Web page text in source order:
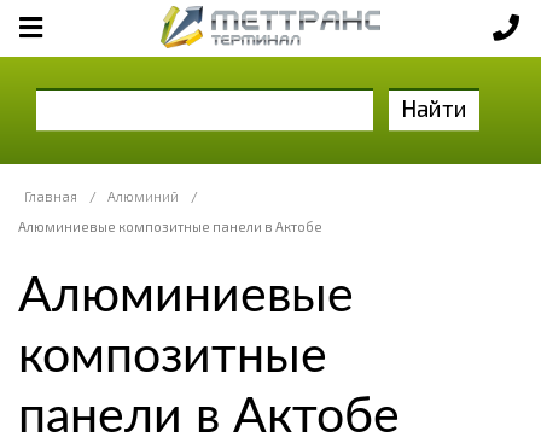
Найти
Главная / Алюминий
/
Алюминиевые композитные панели в Актобе
Алюминиевые
композитные
панели в Актобе